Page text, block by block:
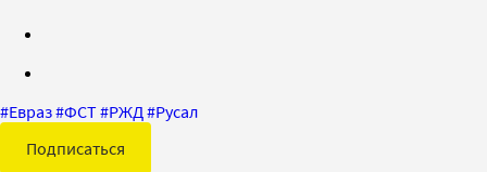
#Евраз#ФСТ#РЖД #Русал
Подписаться